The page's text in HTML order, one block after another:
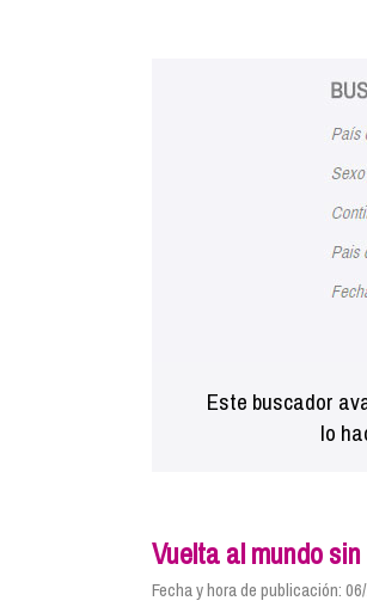
Este buscador
lo
Vuelta al mundo
Fecha y hora de publicación: